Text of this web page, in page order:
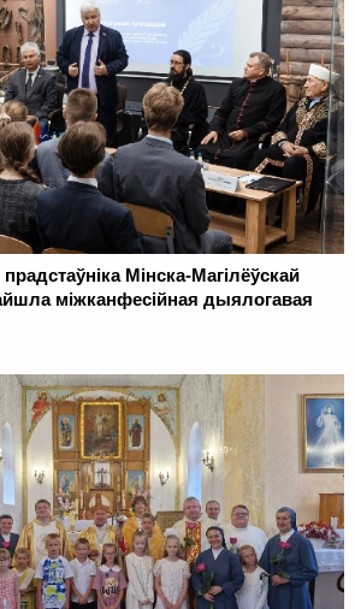
Мінска-Магілёўскай
міжканфесійная дыялогавая